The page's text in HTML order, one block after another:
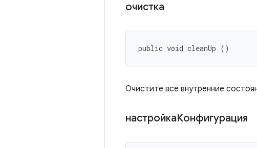
очистка
public void cleanUp ()
Очистите все внутренние
настройкаКонфигурация